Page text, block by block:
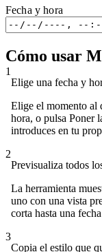
Fecha y hora
Cómo usar
1
Elige una fecha y
Elige el momento al
hora, o pulsa Poner
introduces en tu
2
Previsualiza todos
La herramienta
uno con una vista
corta hasta una
3
Copia el estilo que